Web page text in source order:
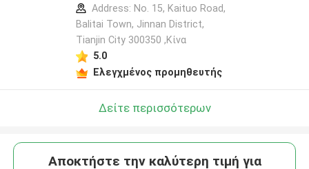
Address: No. 15, Kaituo Road,
Balitai Town, Jinnan District,
Tianjin City 300350 ,Κίνα
5.0
Ελεγχμένος προμηθευτής
Δείτε περισσότερων
Αποκτήστε την καλύτερη τιμή για